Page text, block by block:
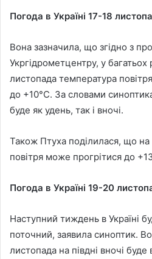
Погода в Україні 17-18
Вона зазначила, що згідно з
Укргідрометцентру, у багатьох
листопада температура
до +10°C. За словами
буде як удень, так і вночі.
Також Птуха поділилася, що на
повітря може прогрітися до
Погода в Україні 19-20
Наступний тиждень в Україні
поточний, заявила синоптик.
листопада на півдні вночі